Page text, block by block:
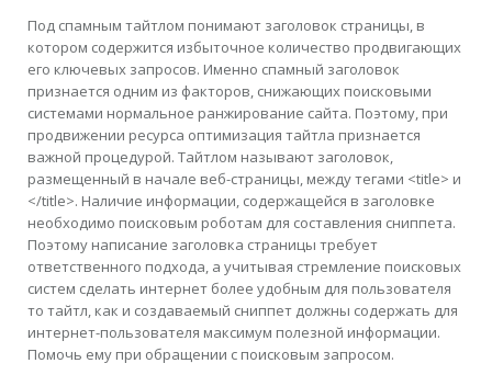
Под спамным тайтлом понимают заголовок страницы, в
котором содержится избыточное количество продвигающих
его ключевых запросов. Именно спамный заголовок
признается одним из факторов, снижающих поисковыми
системами нормальное ранжирование сайта. Поэтому, при
продвижении ресурса оптимизация тайтла признается
важной процедурой. Тайтлом называют заголовок,
размещенный в начале веб-страницы, между тегами <title> и
</title>. Наличие информации, содержащейся в заголовке
необходимо поисковым роботам для составления сниппета.
Поэтому написание заголовка страницы требует
ответственного подхода, а учитывая стремление поисковых
систем сделать интернет более удобным для пользователя
то тайтл, как и создаваемый сниппет должны содержать для
интернет-пользователя максимум полезной информации.
Помочь ему при обращении с поисковым запросом.